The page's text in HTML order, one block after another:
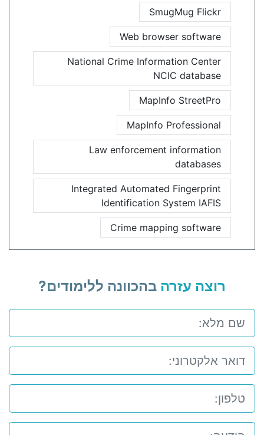
SmugMug Flickr
Web browser software
National Crime Information Center
NCIC database
MapInfo StreetPro
MapInfo Professional
Law enforcement information
databases
Integrated Automated Fingerprint
Identification System IAFIS
Crime mapping software
רוצה עזרה בהכוונה ללימודים?